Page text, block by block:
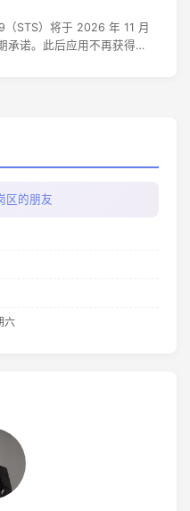
STS）将于 2026 年 11 月
承诺。此后应用不再获得安
区的朋友
六